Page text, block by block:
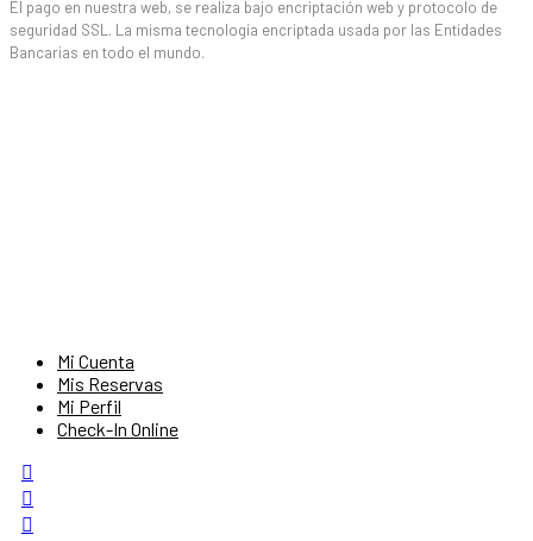
El pago en nuestra web, se realiza bajo encriptación web y protocolo de
seguridad SSL. La misma tecnología encriptada usada por las Entidades
Bancarias en todo el mundo.
Mi Cuenta
Mis Reservas
Mi Perfil
Check-In Online